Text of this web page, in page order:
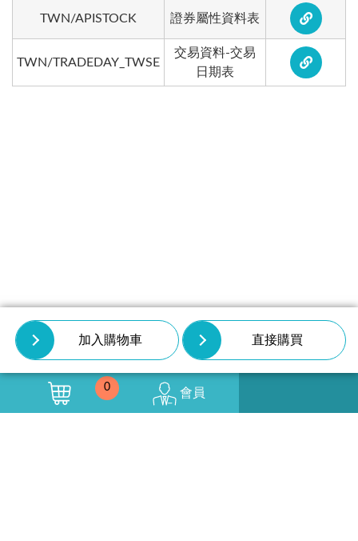
TWN/APISTOCK 證券屬性資料表
TWN/TRADEDAY_TWSE
交易資料-交易
日期表
加入購物車 直接購買
0 會員